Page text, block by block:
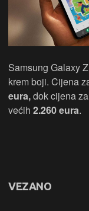
Samsung Galaxy
krem boji. Cijena
eura,dok cijena
većih 2.260 eura.
VEZANO